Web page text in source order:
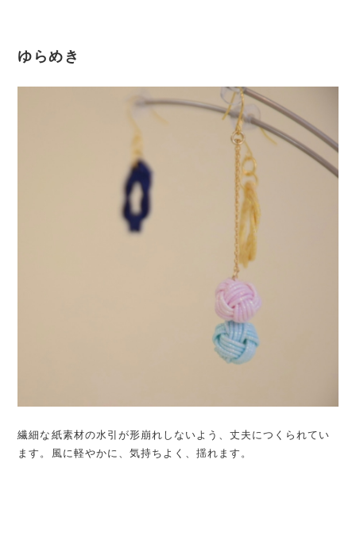
ゆらめき
繊細な紙素材の水引が形崩れしないよう、丈夫につくられてい
ます。風に軽やかに、気持ちよく、揺れます。